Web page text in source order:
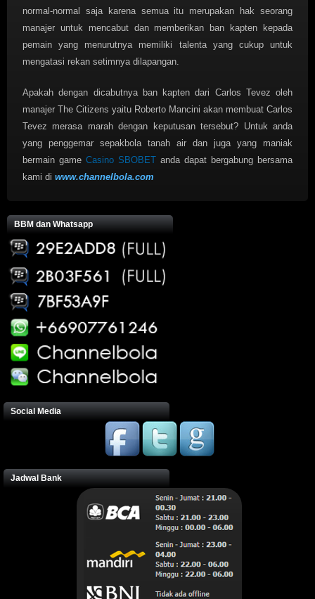
normal-normal saja karena semua itu merupakan hak seorang
manajer untuk mencabut dan memberikan ban kapten kepada
pemain yang menurutnya memiliki talenta yang cukup untuk
mengatasi rekan setimnya dilapangan.
Apakah dengan dicabutnya ban kapten dari Carlos Tevez oleh
manajer The Citizens yaitu Roberto Mancini akan membuat Carlos
Tevez merasa marah dengan keputusan tersebut? Untuk anda
yang penggemar sepakbola tanah air dan juga yang maniak
bermain game Casino SBOBET anda dapat bergabung bersama
kami di www.channelbola.com
BBM dan Whatsapp
Social Media
Jadwal Bank